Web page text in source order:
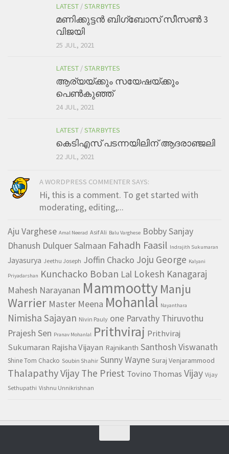
LATEST /STARBYTES
മണിക്കുട്ടന്‍ ബിഗ്ബോസ് സീസണ്‍ 3
വിജയി
25 JUL, 2021
LATEST /STARBYTES
ആര്യയ്ക്കും സയേഷയ്ക്കും
പെണ്‍കുഞ്ഞ്
24 JUL, 2021
LATEST /STARBYTES
കെടിഎസ് പടന്നയിലിന് ആദരാഞ്ജലി
22 JUL, 2021
A WORDPRESS COMMENTER SAYS:
Hi, this is a comment. To get started with
moderating, editing,...
Aju Varghese Amal Neerad Asif Ali Balu Varghese Bobby Sanjay
Dhanush Dulquer Salmaan Fahadh Faasil Indrajith Sukumaran
Jayasurya Jeethu Joseph Joffin Chacko Joju George Kalyani
Priyadarshan Kunchacko Boban Lal Lokesh Kanagaraj
Mahesh Narayanan Mammootty Manju
Warrier Master Meena Mohanlal Nayanthara
Nimisha Sajayan Nivin Pauly one Parvathy Thiruvothu
Prajesh Sen Pranav Mohanlal Prithviraj Prithviraj
Sukumaran Rajisha Vijayan Rajnikanth Santhosh Viswanath
Shine Tom Chacko Soubin Shahir Sunny Wayne Suraj Venjarammood
Thalapathy Vijay The Priest Tovino Thomas Vijay Vijay
Sethupathi Vishnu Unnikrishnan